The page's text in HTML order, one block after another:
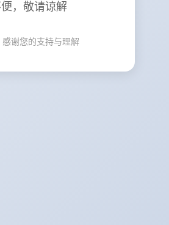
，敬请谅解
谢您的支持与理解